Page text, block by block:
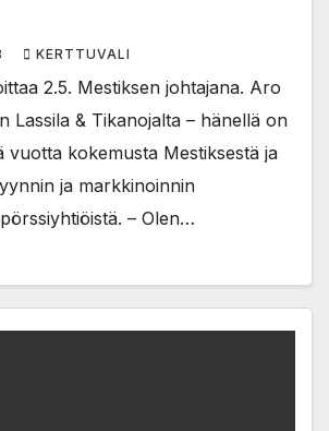
KERTTUVALI
2.5. Mestiksen johtajana. Aro
Lassila & Tikanojalta – hänellä on
vuotta kokemusta Mestiksestä ja
ja markkinoinnin
– Olen…